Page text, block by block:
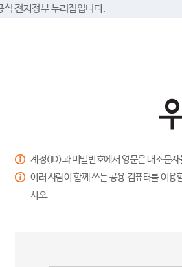
식 전자정부 누리집입니다.
계정(ID)과 비밀번호에서 영문은 대소문
여러 사람이 함께 쓰는 공용 컴퓨터를 이
시오.